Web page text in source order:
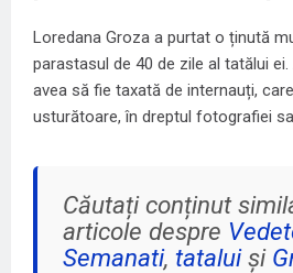
Loredana Groza a purtat o ținută
parastasul de 40 de zile al tatălui
avea să fie taxată de internauți,
usturătoare, în dreptul fotografiei
Căutați conținut
articole despre
Semanati, tataluiși